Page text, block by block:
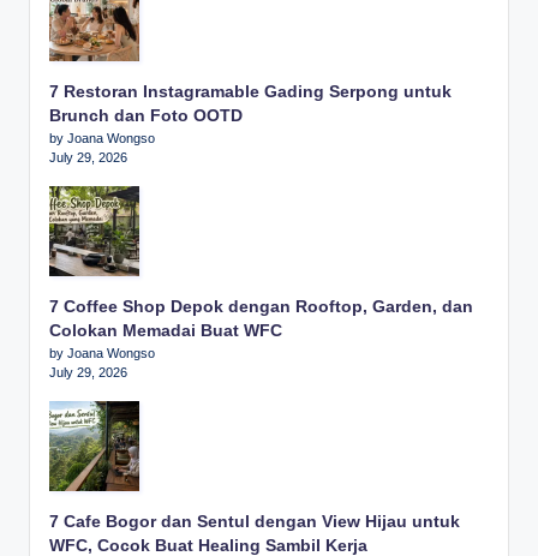
7 Restoran Instagramable Gading Serpong untuk
Brunch dan Foto OOTD
by Joana Wongso
July 29, 2026
7 Coffee Shop Depok dengan Rooftop, Garden, dan
Colokan Memadai Buat WFC
by Joana Wongso
July 29, 2026
7 Cafe Bogor dan Sentul dengan View Hijau untuk
WFC, Cocok Buat Healing Sambil Kerja